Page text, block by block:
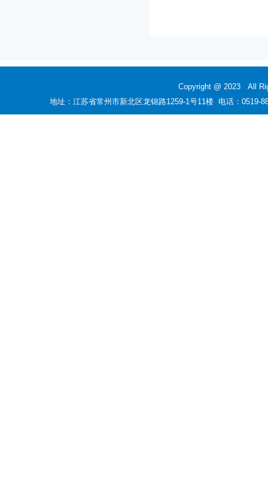
Copyright @ 2023 All
地址：江苏省常州市新北区龙锦路1259-1号11楼 电话：